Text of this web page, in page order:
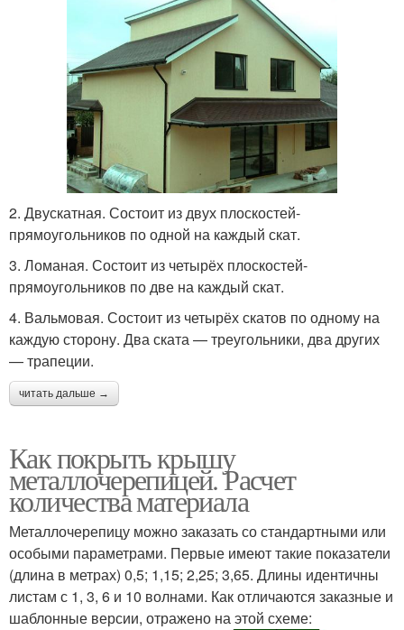
2. Двускатная. Состоит из двух плоскостей-
прямоугольников по одной на каждый скат.
3. Ломаная. Состоит из четырёх плоскостей-
прямоугольников по две на каждый скат.
4. Вальмовая. Состоит из четырёх скатов по одному на
каждую сторону. Два ската — треугольники, два других
— трапеции.
читать дальше →
Как покрыть крышу
металлочерепицей. Расчет
количества материала
Металлочерепицу можно заказать со стандартными или
особыми параметрами. Первые имеют такие показатели
(длина в метрах) 0,5; 1,15; 2,25; 3,65. Длины идентичны
листам с 1, 3, 6 и 10 волнами. Как отличаются заказные и
шаблонные версии, отражено на этой схеме: